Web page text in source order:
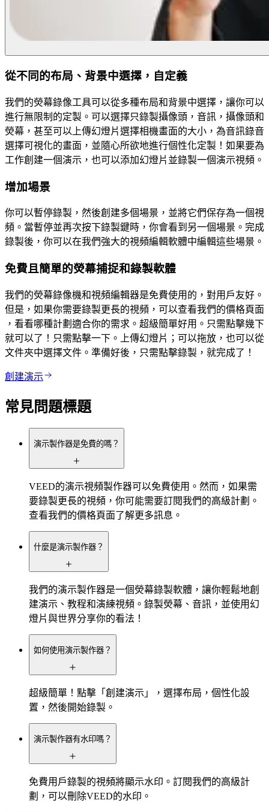
從不同的布局、背景中選擇，自定義
我們的熒幕錄像工具可以從多種布局和背景中選擇，讓你可以
進行無限制的定製。可以選擇只錄製攝像頭，音訊，攝像頭和
熒幕，甚至可以上傳幻燈片選擇相機畫面的大小，為音訊錄音
選擇可視化的畫面，並隨心所欲地進行個性化定製！如果要為
工作創建一個演示，也可以添加幻燈片並錄製一個演示視頻。
增加場景
你可以暫停錄製，然後創建多個場景，並將它們保存為一個視
頻。當暫停並再次按下錄製鍵時，你會看到另一個場景。完成
錄製後，你可以在我們強大的視頻編輯軟體中編輯這些場景。
免費且簡單的熒幕捕捉和錄製軟體
我們的熒幕錄像機和視頻編輯器是免費使用的，對用戶友好。
但是，如果你需要錄製更長的視頻，可以查看我們的價格頁面
，看看哪種計劃適合你的需求。超級簡單好用。只需點擊幾下
就可以了！只需點擊一下。上傳幻燈片；可以拖放，也可以從
文件夾中選擇文件。準備好後，只需點擊錄製，就完成了！
創建演示
常見問題標題
演示製作器是免費的嗎？
VEED的演示視頻製作器可以免費使用。然而，如果需
要錄製更長的視頻，你可能需要訂閱我們的高級計劃。
查看我們的價格頁面了解更多訊息。
什麼是演示製作器？
我們的演示製作器是一個熒幕錄製軟體，讓你輕鬆地創
建演示、教程和演練視頻。錄製熒幕、音訊，並使用幻
燈片與世界分享你的看法！
如何使用演示製作器？
超級簡單！點擊「創建演示」，選擇布局，個性化設
置，然後開始錄製。
演示製作器有水印嗎？
免費用戶錄製的視頻將顯示水印。訂閱我們的高級計
劃，可以刪除VEED的水印。